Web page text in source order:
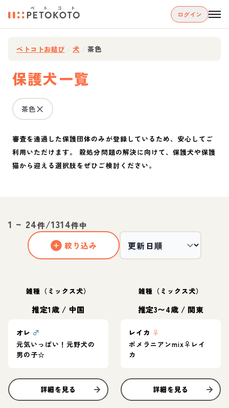
ログイン
ペトコトお結び 犬 茶色
保護犬一覧
茶色
審査を通過した保護団体のみが登録しているため、安心してご
利用いただけます。 殺処分問題の解決に向けて、保護犬や保護
猫から迎える選択肢をぜひご検討ください。
1 ~ 24件/1314件中
絞り込み
雑種（ミックス犬）
推定1歳 / 中国
オレ ♂
元気いっぱい！元野犬の
男の子☆
詳細を見る
雑種（ミックス犬）
推定3〜4歳 / 関東
レイカ ♀
ポメラニアンmix♀レイ
カ
詳細を見る